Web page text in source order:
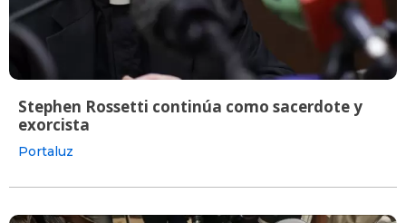
Stephen Rossetti continúa como sacerdote y
exorcista
Portaluz